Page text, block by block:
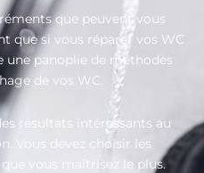
que peuvent vous
que si vous réparer vos WC
une panoplie de méthodes
de vos WC.
résultats intéressants au
Vous devez choisir les
vous maîtrisez le plus.